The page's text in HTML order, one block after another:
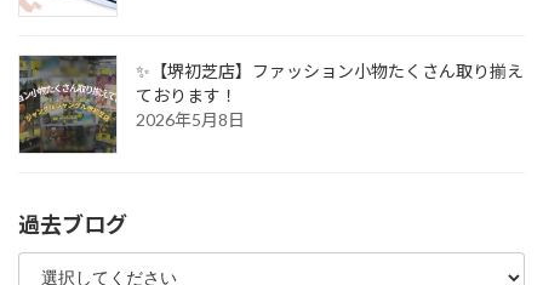
✨【堺初芝店】ファッション小物たくさん取り揃え
ております！
2026年5月8日
過去ブログ